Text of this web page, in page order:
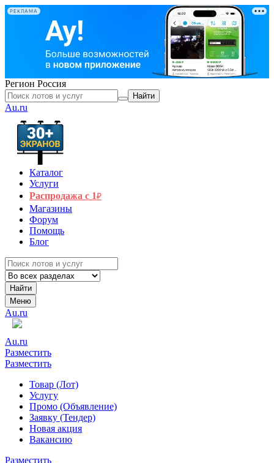
РЕКЛАМА
Регион Россия
Найти
Au.ru
Каталог
Услуги
Распродажа с 1₽
Магазины
Форум
Помощь
Блог
Найти
Меню
Au.ru
Au.ru
Разместить
Разместить
Товар (Лот)
Услугу
Промо (Объявление)
Заявку (Тендер)
Новая акция
Вакансию
Разместить